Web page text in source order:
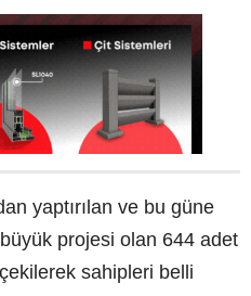
yaptırılan ve bu güne
projesi olan 644 adet
sahipleri belli